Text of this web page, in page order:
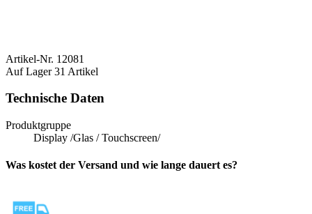
Artikel-Nr. 12081
Auf Lager 31 Artikel
Technische Daten
Produktgruppe
Display /Glas / Touchscreen/
Was kostet der Versand und wie lange dauert es?